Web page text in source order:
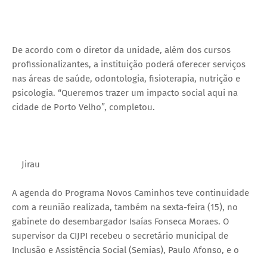
De acordo com o diretor da unidade, além dos cursos
profissionalizantes, a instituição poderá oferecer serviços
nas áreas de saúde, odontologia, fisioterapia, nutrição e
psicologia. “Queremos trazer um impacto social aqui na
cidade de Porto Velho”, completou.
Jirau
A agenda do Programa Novos Caminhos teve continuidade
com a reunião realizada, também na sexta-feira (15), no
gabinete do desembargador Isaías Fonseca Moraes. O
supervisor da CIJPI recebeu o secretário municipal de
Inclusão e Assistência Social (Semias), Paulo Afonso, e o